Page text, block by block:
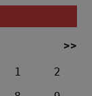
>>
1
2